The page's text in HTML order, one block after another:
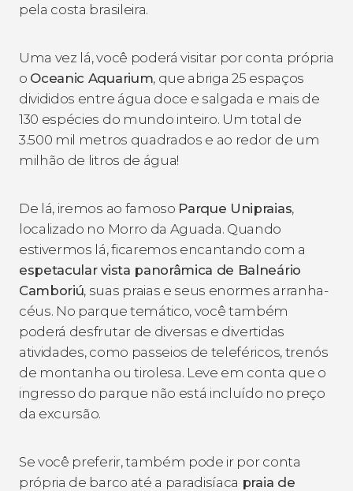
pela costa brasileira.
Uma vez lá, você poderá visitar por conta própria
o Oceanic Aquarium, que abriga 25 espaços
divididos entre água doce e salgada e mais de
130 espécies do mundo inteiro. Um total de
3.500 mil metros quadrados e ao redor de um
milhão de litros de água!
De lá, iremos ao famoso Parque Unipraias,
localizado no Morro da Aguada. Quando
estivermos lá, ficaremos encantando com a
espetacular vista panorâmica de Balneário
Camboriú, suas praias e seus enormes arranha-
céus. No parque temático, você também
poderá desfrutar de diversas e divertidas
atividades, como passeios de teleféricos, trenós
de montanha ou tirolesa. Leve em conta que o
ingresso do parque não está incluído no preço
da excursão.
Se você preferir, também pode ir por conta
própria de barco até a paradisíaca praia de